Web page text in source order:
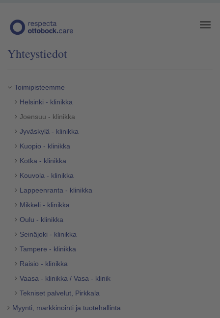
Yhteystiedot
Toimipisteemme
Helsinki - klinikka
Joensuu - klinikka
Jyväskylä - klinikka
Kuopio - klinikka
Kotka - klinikka
Kouvola - klinikka
Lappeenranta - klinikka
Mikkeli - klinikka
Oulu - klinikka
Seinäjoki - klinikka
Tampere - klinikka
Raisio - klinikka
Vaasa - klinikka / Vasa - klinik
Tekniset palvelut, Pirkkala
Myynti, markkinointi ja tuotehallinta